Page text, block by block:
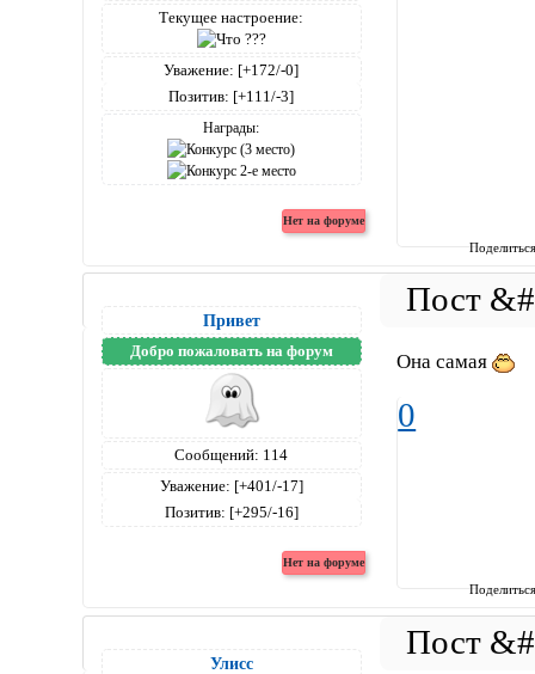
Текущее настроение:
Уважение: [+172/-0]
Позитив: [+111/-3]
Награды:
Привет
Добро пожаловать на форум
Сообщений: 114
Уважение: [+401/-17]
Позитив: [+295/-16]
Она самая
0
Улисс